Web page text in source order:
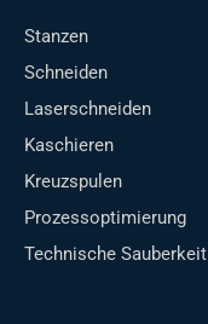
Stanzen
Schneiden
Laserschneiden
Kaschieren
Kreuzspulen
Prozessoptimierung
Technische Sauberkeit